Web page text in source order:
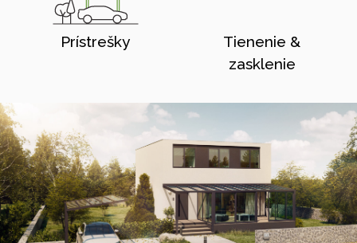
Prístrešky
Tienenie &
zasklenie